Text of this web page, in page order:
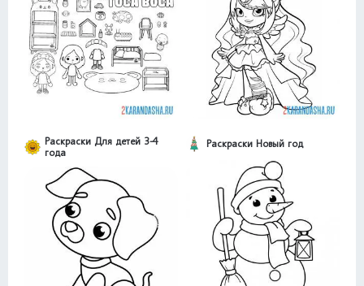
Раскраски Для детей 3-4
года
Раскраски Новый год